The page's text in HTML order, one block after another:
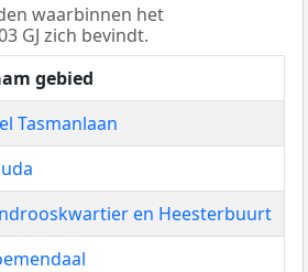
waarbinnen het
GJ zich bevindt.
gebied
Tasmanlaan
en Heesterbuurt